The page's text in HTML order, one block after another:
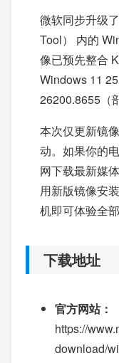
微软同步升级
Tool） 内的
像已预先整合
Windows 11
26200.8655（
本次仅更新镜
动。如果你的
网下载最新媒
用新版镜像安
机即可体验全部
下载地址
官方网站：
https://
download/